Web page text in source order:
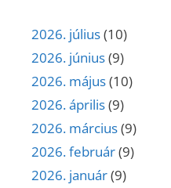
2026. július(10)
2026. június(9)
2026. május(10)
2026. április(9)
2026. március(9)
2026. február(9)
2026. január(9)